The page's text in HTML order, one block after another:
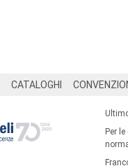
CATALOGHI
Per